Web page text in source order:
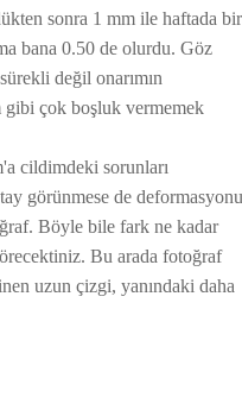
sonra 1 mm ile haftada bir
bana 0.50 de olurdu. Göz
değil onarımın
gibi çok boşluk vermemek
cildimdeki sorunları
görünmese de deformasyonu
Böyle bile fark ne kadar
Bu arada fotoğraf
uzun çizgi, yanındaki daha